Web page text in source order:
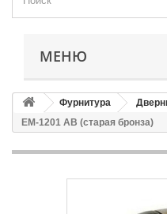
МЕНЮ
Фурнитура
EM-1201 AB (старая бронза)